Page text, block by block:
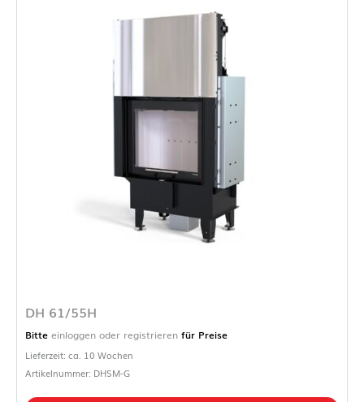
DH 61/55H
Bitte einloggen oder registrieren für Preise
Lieferzeit: ca. 10 Wochen
Artikelnummer: DHSM-G